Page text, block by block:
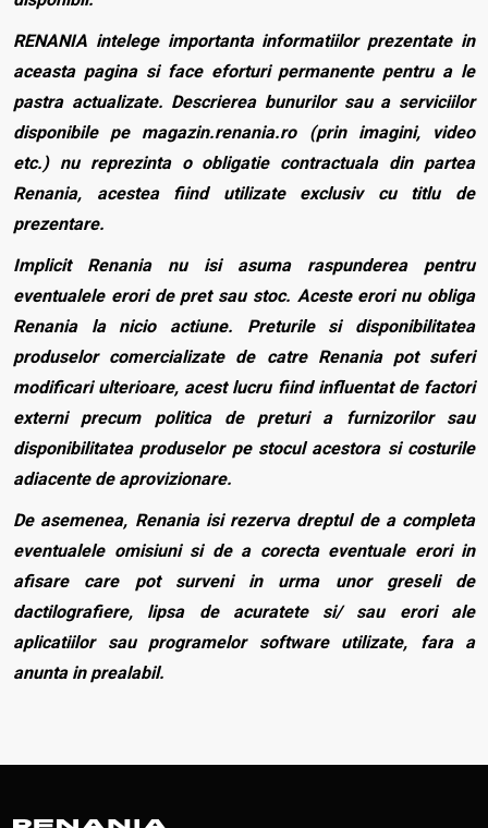
RENANIA intelege importanta informatiilor prezentate in
aceasta pagina si face eforturi permanente pentru a le
pastra actualizate. Descrierea bunurilor sau a serviciilor
disponibile pe magazin.renania.ro (prin imagini, video
etc.) nu reprezinta o obligatie contractuala din partea
Renania, acestea fiind utilizate exclusiv cu titlu de
prezentare.
Implicit Renania nu isi asuma raspunderea pentru
eventualele erori de pret sau stoc. Aceste erori nu obliga
Renania la nicio actiune. Preturile si disponibilitatea
produselor comercializate de catre Renania pot suferi
modificari ulterioare, acest lucru fiind influentat de factori
externi precum politica de preturi a furnizorilor sau
disponibilitatea produselor pe stocul acestora si costurile
adiacente de aprovizionare.
De asemenea, Renania isi rezerva dreptul de a completa
eventualele omisiuni si de a corecta eventuale erori in
afisare care pot surveni in urma unor greseli de
dactilografiere, lipsa de acuratete si/ sau erori ale
aplicatiilor sau programelor software utilizate, fara a
anunta in prealabil.